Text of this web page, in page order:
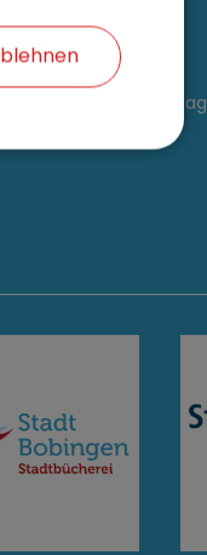
möglich. Am Dienstag